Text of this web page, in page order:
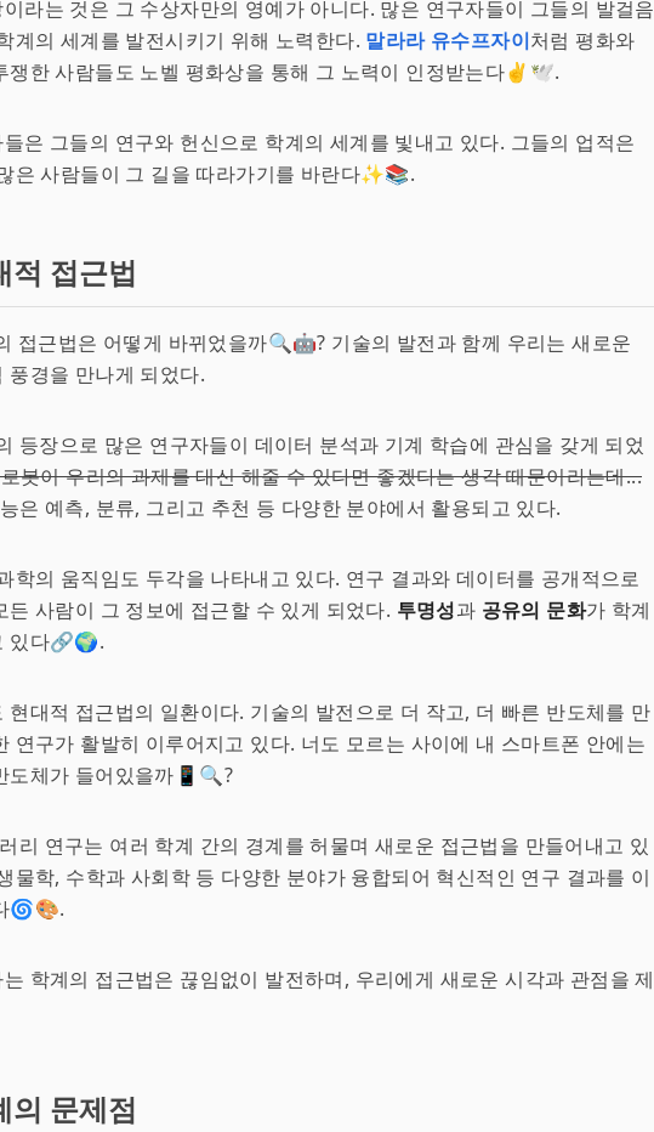
라는 것은 그 수상자만의 영예가 아니다. 많은 연구자들이 그들의 발걸음
계의 세계를 발전시키기 위해 노력한다. 말라라 유수프자이처럼 평화와
쟁한 사람들도 노벨 평화상을 통해 그 노력이 인정받는다✌️🕊️.
은 그들의 연구와 헌신으로 학계의 세계를 빛내고 있다. 그들의 업적은
은 사람들이 그 길을 따라가기를 바란다✨📚.
적 접근법
접근법은 어떻게 바뀌었을까🔍🤖? 기술의 발전과 함께 우리는 새로운
풍경을 만나게 되었다.
등장으로 많은 연구자들이 데이터 분석과 기계 학습에 관심을 갖게 되었
봇이 우리의 과제를 대신 해줄 수 있다면 좋겠다는 생각 때문이라는데...
은 예측, 분류, 그리고 추천 등 다양한 분야에서 활용되고 있다.
학의 움직임도 두각을 나타내고 있다. 연구 결과와 데이터를 공개적으로
든 사람이 그 정보에 접근할 수 있게 되었다. 투명성과 공유의 문화가 학계
있다🔗🌍.
현대적 접근법의 일환이다. 기술의 발전으로 더 작고, 더 빠른 반도체를 만
연구가 활발히 이루어지고 있다. 너도 모르는 사이에 내 스마트폰 안에는
도체가 들어있을까📱🔍?
리 연구는 여러 학계 간의 경계를 허물며 새로운 접근법을 만들어내고 있
물학, 수학과 사회학 등 다양한 분야가 융합되어 혁신적인 연구 결과를 이
🌀🎨.
학계의 접근법은 끊임없이 발전하며, 우리에게 새로운 시각과 관점을 제
의 문제점